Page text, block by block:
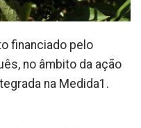
financiado pelo
no âmbito da ação
na Medida1.